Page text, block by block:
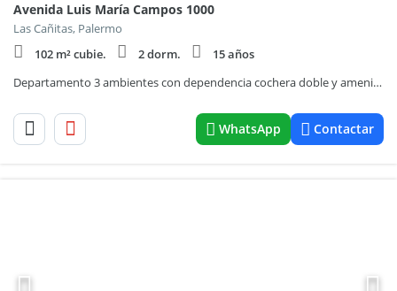
Avenida Luis María Campos 1000
Las Cañitas, Palermo
102 m² cubie.
2 dorm.
15 años
Departamento 3 ambientes con dependencia cochera doble y amenities
WhatsApp Contactar